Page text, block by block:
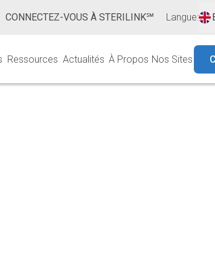
CONNECTEZ-VOUS À STERILINK℠ Langue:
Ressources Actualités À Propos Nos Sites
En Temps